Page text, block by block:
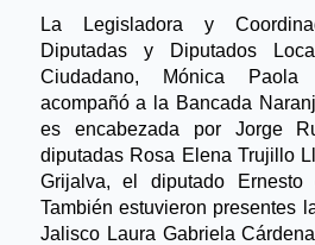
La Legisladora y
Diputadas y Diputados
Ciudadano, Mónica Paola
acompañó a la Bancada
es encabezada por Jorge
diputadas Rosa Elena Trujillo
Grijalva, el diputado Ernesto
También estuvieron presentes
Jalisco Laura Gabriela